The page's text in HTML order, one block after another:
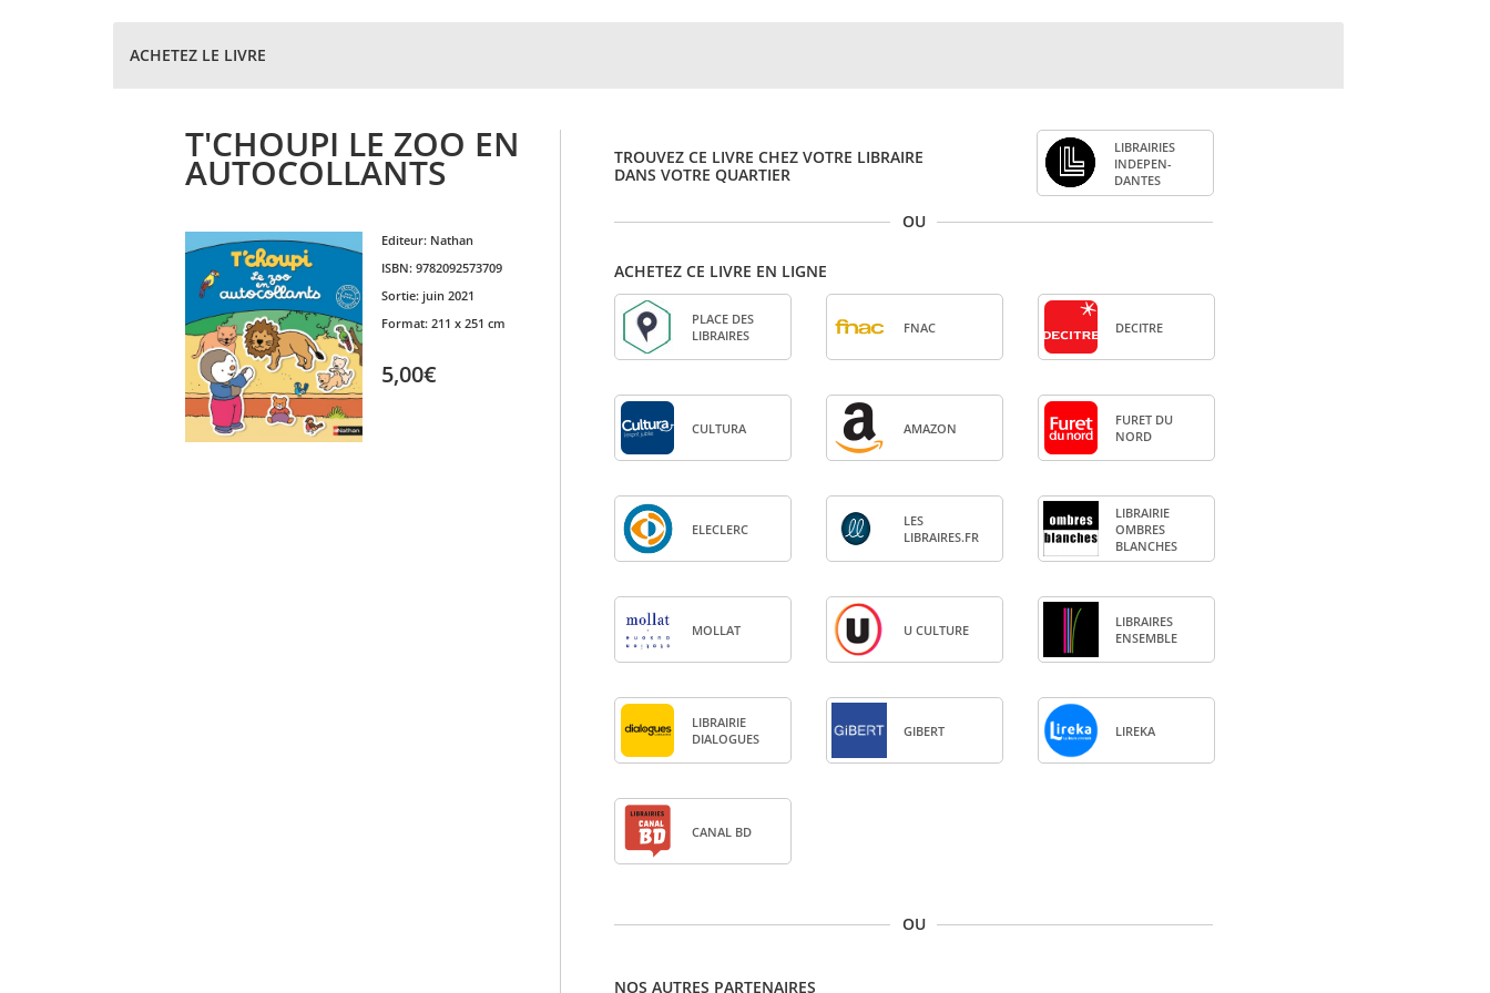
ACHETEZ LE LIVRE
T'CHOUPI LE ZOO EN
AUTOCOLLANTS
Editeur: Nathan
ISBN: 9782092573709
Sortie: juin 2021
Format: 211 x 251 cm
5,00€
TROUVEZ CE LIVRE CHEZ VOTRE LIBRAIRE
DANS VOTRE QUARTIER
LIBRAI­RIES
INDE­PEN­
DANTES
OU
ACHETEZ CE LIVRE EN LIGNE
PLACE DES
LIBRAIRES
FNAC DECITRE
CULTURA AMA­ZON
FURET DU
NORD
ELE­CLERC
LES
LIBRAIRES.FR
LIBRAI­RIE
OMBRES
BLANCHES
MOL­LAT U CULTURE
LIBRAIRES
ENSEMBLE
LIBRAI­RIE
DIA­LOGUES
GIBERT LIREKA
CANAL BD
OU
NOS AUTRES PARTENAIRES